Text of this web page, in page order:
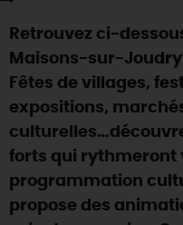
La Route desMétiers
TOUT
Une
Rendez-
Des sorties
Programme des
Retrouvez ci-
Maisons-sur-
Fêtes de villages,
expositions,
forts qui rythmeront
programmation
propose des